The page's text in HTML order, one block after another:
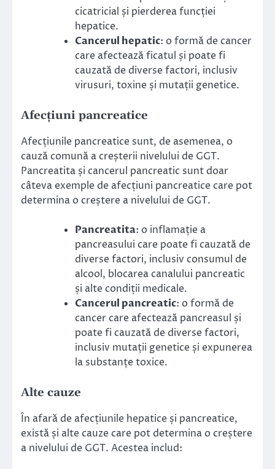
cicatricial și pierderea funcției
hepatice.
Cancerul hepatic: o formă de cancer
care afectează ficatul și poate fi
cauzată de diverse factori, inclusiv
virusuri, toxine și mutații genetice.
Afecțiuni pancreatice
Afecțiunile pancreatice sunt, de asemenea, o
cauză comună a creșterii nivelului de GGT.
Pancreatita și cancerul pancreatic sunt doar
câteva exemple de afecțiuni pancreatice care pot
determina o creștere a nivelului de GGT.
Pancreatita: o inflamație a
pancreasului care poate fi cauzată de
diverse factori, inclusiv consumul de
alcool, blocarea canalului pancreatic
și alte condiții medicale.
Cancerul pancreatic: o formă de
cancer care afectează pancreasul și
poate fi cauzată de diverse factori,
inclusiv mutații genetice și expunerea
la substanțe toxice.
Alte cauze
În afară de afecțiunile hepatice și pancreatice,
există și alte cauze care pot determina o creștere
a nivelului de GGT. Acestea includ: